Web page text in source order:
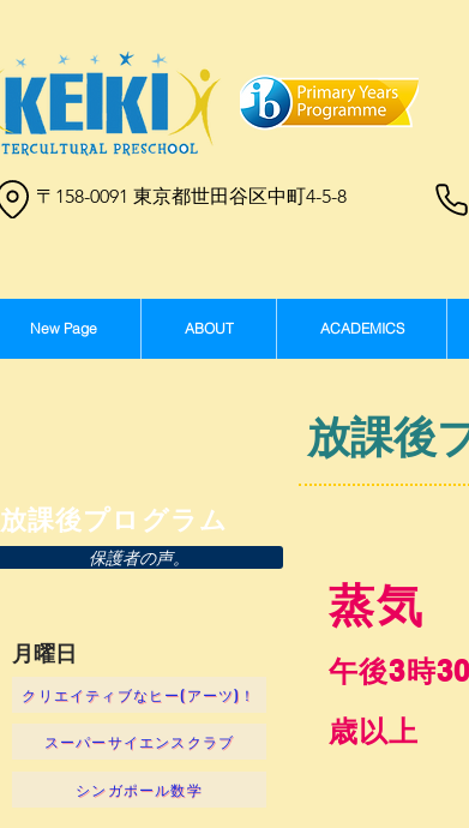
〒158-0091 東京都世田谷区中町4-5-8
New Page ABOUT ACADEMICS
放課後
蒸気
午後3時
歳以上
保護者の声。
クリエイティブなヒー(アーツ)！
スーパーサイエンスクラブ
シンガポール数学
放課後プログラム
月曜日